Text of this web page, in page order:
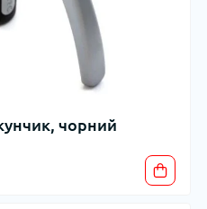
чорний